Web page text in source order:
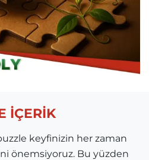
İÇERİK
keyfinizin her zaman
önemsiyoruz. Bu yüzden